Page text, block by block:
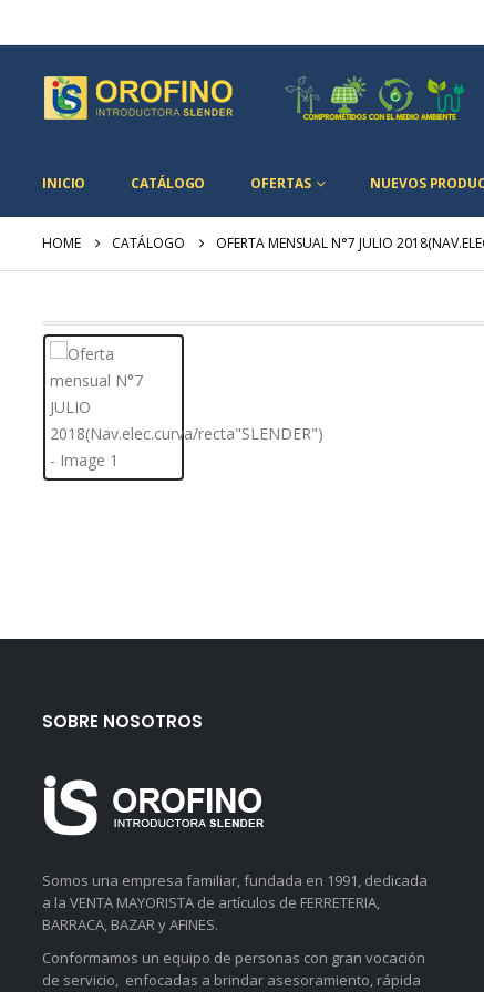
INICIO CATÁLOGO OFERTAS NUEVOS
HOME CATÁLOGO OFERTA MENSUAL N°7 JULIO
SOBRE NOSOTROS
Somos una empresa familiar, fundada en 1991, dedicada
a la VENTA MAYORISTA de artículos de FERRETERIA,
BARRACA, BAZAR y AFINES.
Conformamos un equipo de personas con gran vocación
de servicio, enfocadas a brindar asesoramiento, rápida